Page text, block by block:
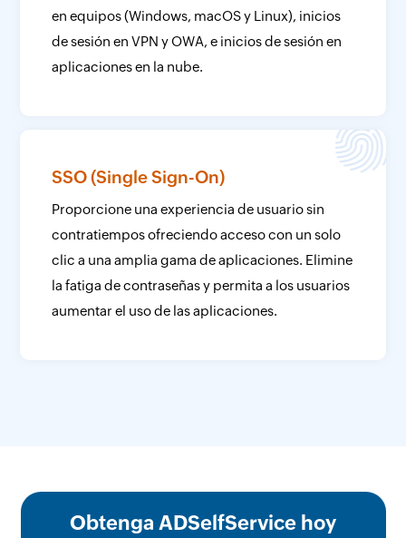
en equipos (Windows, macOS y Linux), inicios
de sesión en VPN y OWA, e inicios de sesión en
aplicaciones en la nube.
SSO (Single Sign-On)
Proporcione una experiencia de usuario sin
contratiempos ofreciendo acceso con un solo
clic a una amplia gama de aplicaciones. Elimine
la fatiga de contraseñas y permita a los usuarios
aumentar el uso de las aplicaciones.
Obtenga ADSelfService hoy